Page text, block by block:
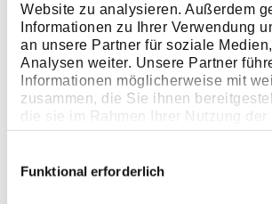
Website zu analysieren. Außerdem
Informationen zu Ihrer Verwendung
an unsere Partner für soziale
Analysen weiter. Unsere Partner
Informationen möglicherweise mit
zusammen, die Sie ihnen
die sie im Rahmen Ihrer Nutzung der
gesammelt haben. Unsere
Funktional erforderlich
Produktbeschreibung
Zum Anziehen und Gegenhalten von
Keilriemenscheiben
Ersatz-Gewebeband No. E-36 Z
Abmessungen und Gewichte